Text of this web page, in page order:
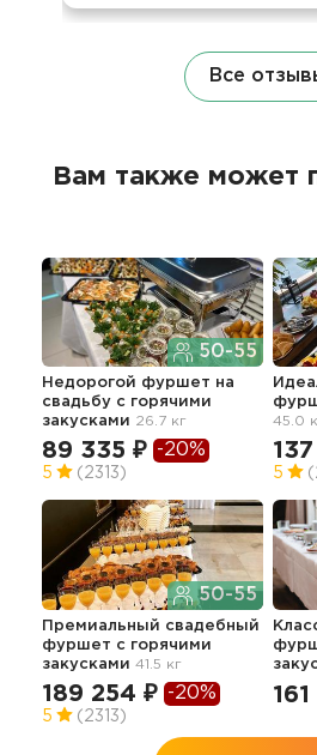
Все
Вам также может
50-55
Недорогой фуршет на
свадьбу с горячими
закусками 26.7 кг
89 335 ₽ -20%
5 (2313)
45.0
5
50-55
Премиальный свадебный
фуршет с горячими
закусками 41.5 кг
189 254 ₽ -20%
5 (2313)